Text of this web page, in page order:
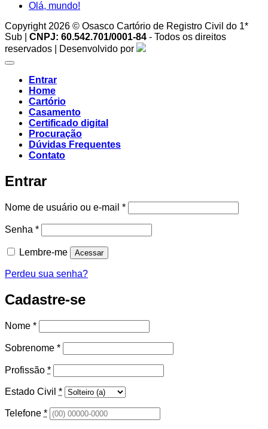
Olá, mundo!
Copyright 2026 © Osasco Cartório de Registro Civil do 1*
Sub | CNPJ: 60.542.701/0001-84 - Todos os direitos
reservados | Desenvolvido por
Entrar
Home
Cartório
Casamento
Certificado digital
Procuração
Dúvidas Frequentes
Contato
Entrar
Nome de usuário ou e-mail *Obrigatório
Senha *Obrigatório
Lembre-me Acessar
Perdeu sua senha?
Cadastre-se
Nome *
Sobrenome *
Profissão *
Estado Civil *
Telefone *